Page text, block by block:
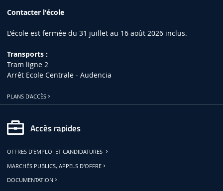
Contacter l'école
L'école est fermée du 31 juillet au 16 août 2026 inclus.
Transports :
Tram ligne 2
Arrêt Ecole Centrale - Audencia
PLANS D'ACCÈS
Accès rapides
OFFRES D'EMPLOI ET CANDIDATURES
MARCHÉS PUBLICS, APPELS D'OFFRE
DOCUMENTATION